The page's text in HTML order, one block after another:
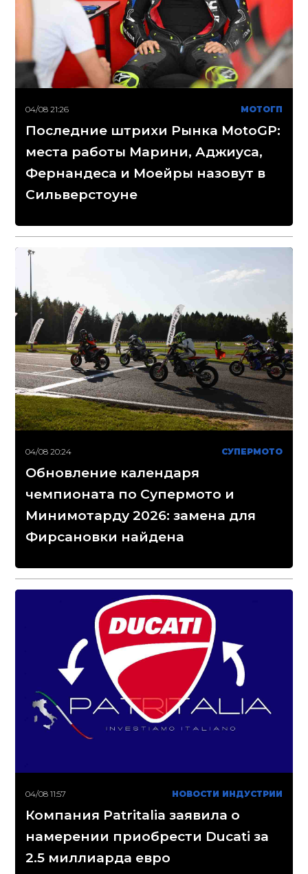
04/08 21:26 МОТОГП
Последние штрихи Рынка MotoGP:
места работы Марини, Аджиуса,
Фернандеса и Моейры назовут в
Сильверстоуне
04/08 20:24 СУПЕРМОТО
Обновление календаря
чемпионата по Супермото и
Минимотарду 2026: замена для
Фирсановки найдена
04/08 11:57 НОВОСТИ ИНДУСТРИИ
Компания Patritalia заявила о
намерении приобрести Ducati за
2.5 миллиарда евро